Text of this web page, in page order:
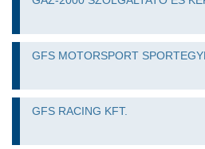
GFS MOTORSPORT
GFS RACING KFT.